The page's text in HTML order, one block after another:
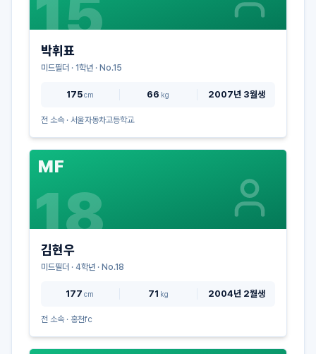
15
박휘표
미드필더 · 1학년 · No.15
175cm 66 kg 2007년 3월생
전 소속 · 서울자동차고등학교
MF
18
김현우
미드필더 · 4학년 · No.18
177 cm 71 kg 2004년 2월생
전 소속 · 홍천fc